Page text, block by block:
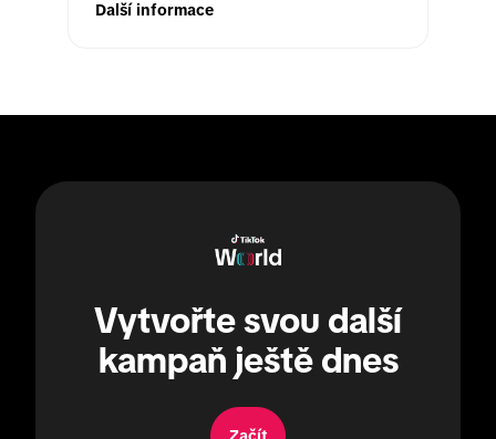
Další informace
Vytvořte svou další
kampaň ještě dnes